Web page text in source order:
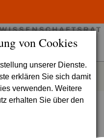
von Cookies
unserer Dienste.
erklären Sie sich damit
verwenden. Weitere
erhalten Sie über den
(Drs. 3228-